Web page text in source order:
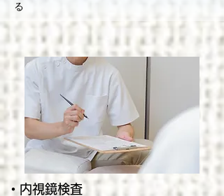
る
・内視鏡検査